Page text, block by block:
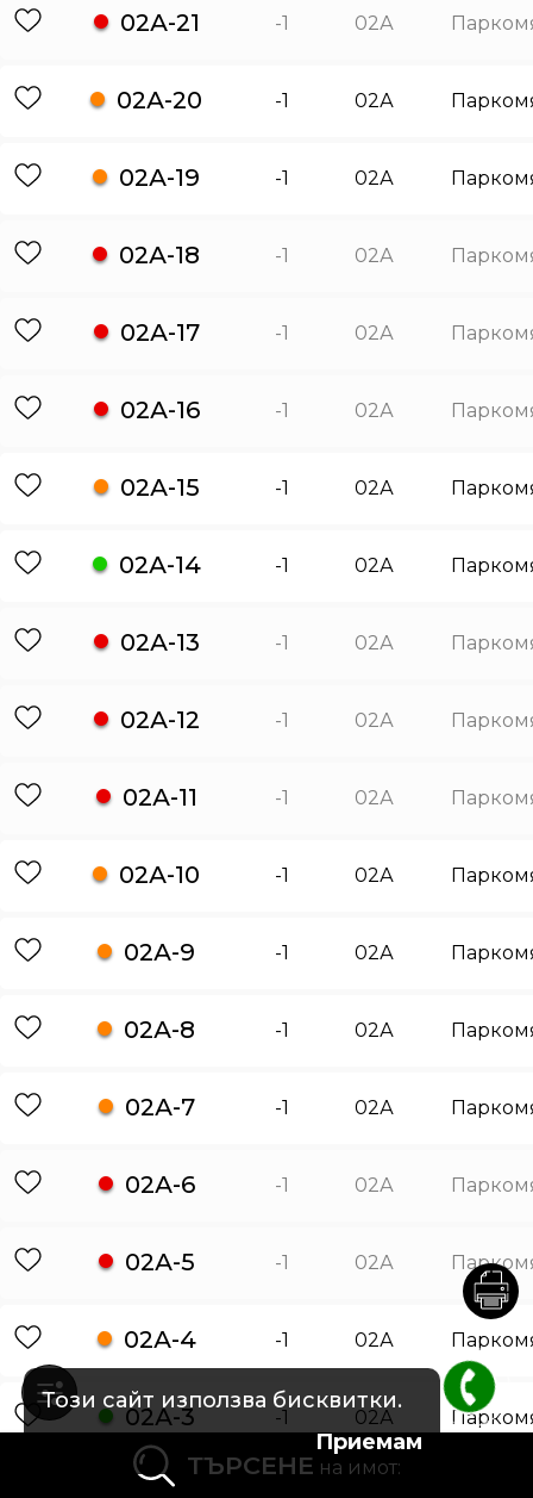
Този сайт използва бисквитки.
Приемам
02А-21 -1 02А
02А-20 -1 02А
02А-19 -1 02А
02А-18 -1 02А
02А-17 -1 02А
02А-16 -1 02А
02А-15 -1 02А
02А-14 -1 02А
02А-13 -1 02А
02А-12 -1 02А
02А-11 -1 02А
02А-10 -1 02А
02А-9 -1 02А
02А-8 -1 02А
02А-7 -1 02А
02А-6 -1 02А
02А-5 -1 02А
02А-4 -1 02А
02А-3 -1 02А
ТЪРСЕНЕ на имот: